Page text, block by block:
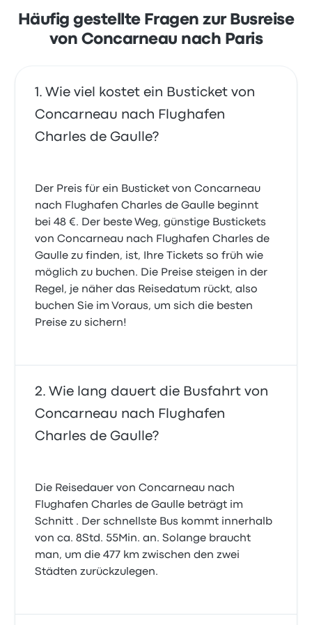
diese Reise beginnen bei 71 €
Häufig gestellte Fragen zur Busreise
von Concarneau nach Paris
Wie viel kostet ein Busticket von
Concarneau nach Flughafen
Charles de Gaulle?
Der Preis für ein Busticket von Concarneau
nach Flughafen Charles de Gaulle beginnt
bei 48 €. Der beste Weg, günstige Bustickets
von Concarneau nach Flughafen Charles de
Gaulle zu finden, ist, Ihre Tickets so früh wie
möglich zu buchen. Die Preise steigen in der
Regel, je näher das Reisedatum rückt, also
buchen Sie im Voraus, um sich die besten
Preise zu sichern!
Wie lang dauert die Busfahrt von
Concarneau nach Flughafen
Charles de Gaulle?
Die Reisedauer von Concarneau nach
Flughafen Charles de Gaulle beträgt im
Schnitt . Der schnellste Bus kommt innerhalb
von ca. 8Std. 55Min. an. Solange braucht
man, um die 477 km zwischen den zwei
Städten zurückzulegen.